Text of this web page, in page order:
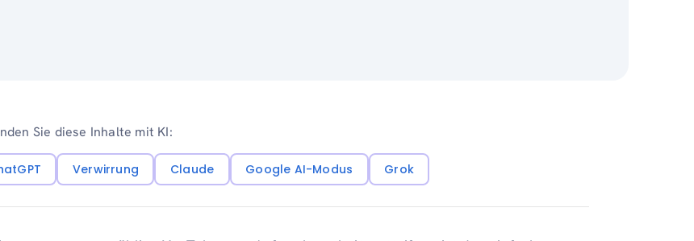
Sie diese Inhalte mit KI:
Verwirrung Claude Google AI-Modus Grok